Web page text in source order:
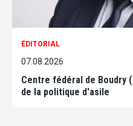
ÉDITORIAL
07.08.2026
Centre fédéral de Boudry
de la politique d'asile